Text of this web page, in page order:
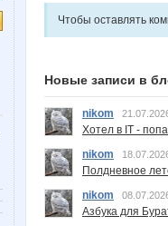
Чтобы оставлять
Новые записи в
nikom
Хотел в IT -
nikom
Полдневное
nikom
Азбука для